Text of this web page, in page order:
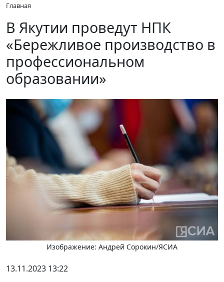
Главная
В Якутии проведут НПК
«Бережливое производство в
профессиональном
образовании»
Изображение: Андрей Сорокин/ЯСИА
13.11.2023 13:22